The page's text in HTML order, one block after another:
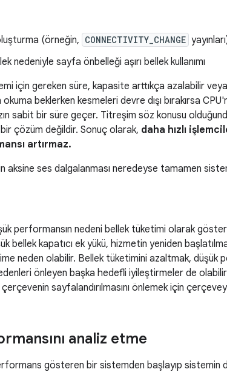
(örneğin, CONNECTIVITY_CHANGE
nedeniyle sayfa önbelleği aşırı bellek kullanımı
için gereken süre, kapasite arttıkça azalabilir
beklerken kesmeleri devre dışı bırakırsa
sabit bir süre geçer. Titreşim söz konusu
çözüm değildir. Sonuç olarak, daha hızlı
artırmaz.
aksine ses dalgalanması neredeyse tamamen
performansın nedeni bellek tüketimi olarak
bellek kapatıcı ek yükü, hizmetin yeniden
neden olabilir. Bellek tüketimini azaltmak, düşük
önleyen başka hedefli iyileştirmeler de
sayfalandırılmasını önlemek için
analiz etme
gösteren bir sistemden başlayıp sistemin